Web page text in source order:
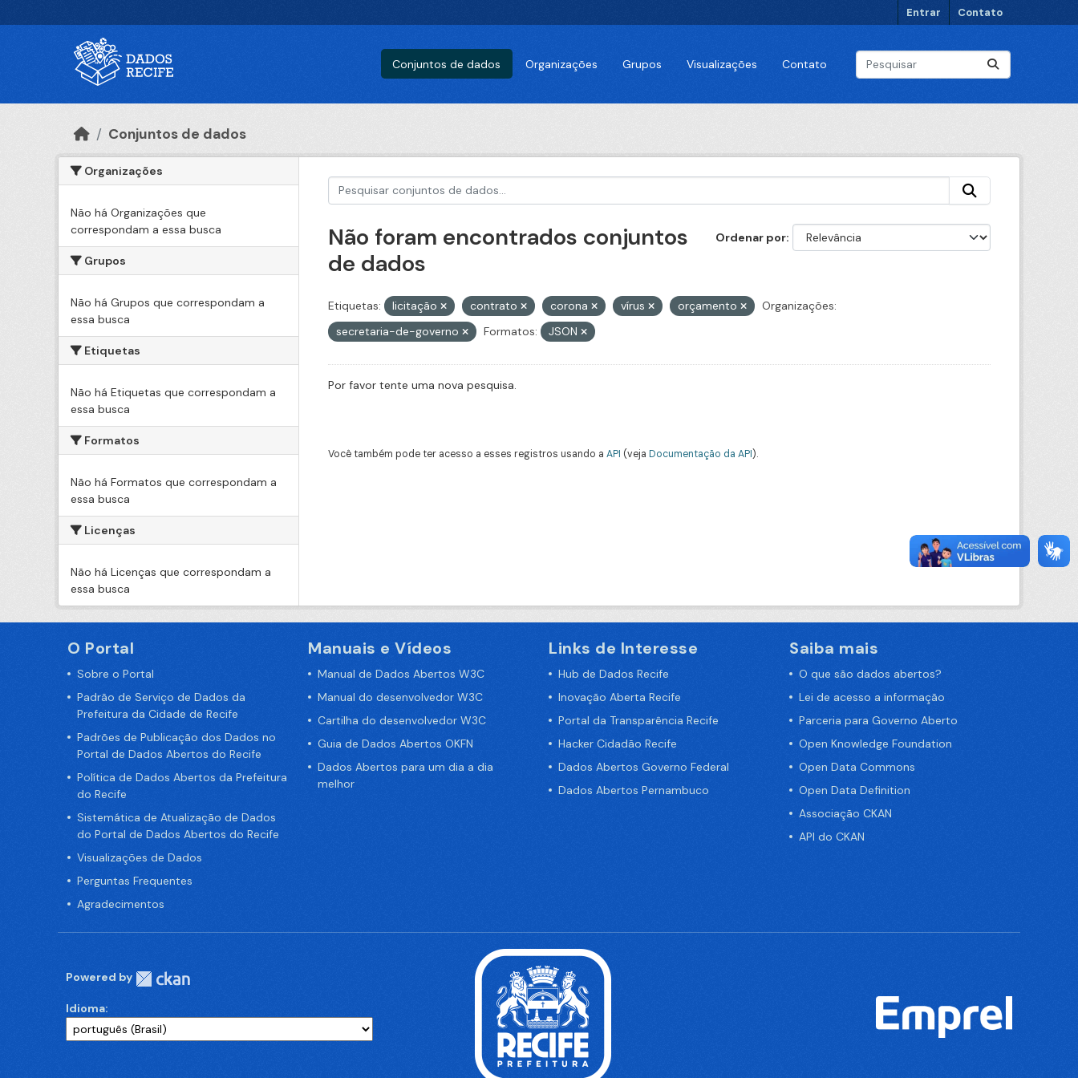
Entrar Contato
Conjuntos de dados Organizações Grupos Visualizações Contato
Conjuntos de dados
Organizações
Não há Organizações que
correspondam a essa busca
Grupos
Não há Grupos que correspondam a
essa busca
Etiquetas
Não há Etiquetas que correspondam a
essa busca
Formatos
Não há Formatos que correspondam a
essa busca
Licenças
Não há Licenças que correspondam a
essa busca
Ordenar por
Não foram encontrados conjuntos
de dados
Etiquetas: licitação contrato corona vírus orçamento
Organizações:
secretaria-de-governo
Formatos: JSON
Por favor tente uma nova pesquisa.
Você também pode ter acesso a esses registros usando a API (veja Documentação da API).
O Portal
Sobre o Portal
Padrão de Serviço de Dados da
Prefeitura da Cidade de Recife
Padrões de Publicação dos Dados no
Portal de Dados Abertos do Recife
Política de Dados Abertos da Prefeitura
do Recife
Sistemática de Atualização de Dados
do Portal de Dados Abertos do Recife
Visualizações de Dados
Perguntas Frequentes
Agradecimentos
Manuais e Vídeos
Manual de Dados Abertos W3C
Manual do desenvolvedor W3C
Cartilha do desenvolvedor W3C
Guia de Dados Abertos OKFN
Dados Abertos para um dia a dia
melhor
Links de Interesse
Hub de Dados Recife
Inovação Aberta Recife
Portal da Transparência Recife
Hacker Cidadão Recife
Dados Abertos Governo Federal
Dados Abertos Pernambuco
Saiba mais
O que são dados abertos?
Lei de acesso a informação
Parceria para Governo Aberto
Open Knowledge Foundation
Open Data Commons
Open Data Definition
Associação CKAN
API do CKAN
Powered by
Idioma